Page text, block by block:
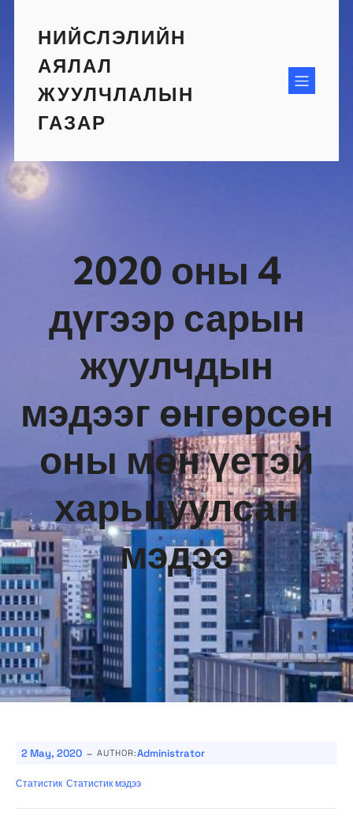
contentНИЙСЛЭЛИЙН
АЯЛАЛ
ЖУУЛЧЛАЛЫН
ГАЗАР
2020 оны 4
дүгээр сарын
жуулчдын
мэдээг өнгөрсөн
оны мөн үетэй
харьцуулсан
мэдээ
2 May, 2020 - AUTHOR:Administrator
Статистик Статистик мэдээ